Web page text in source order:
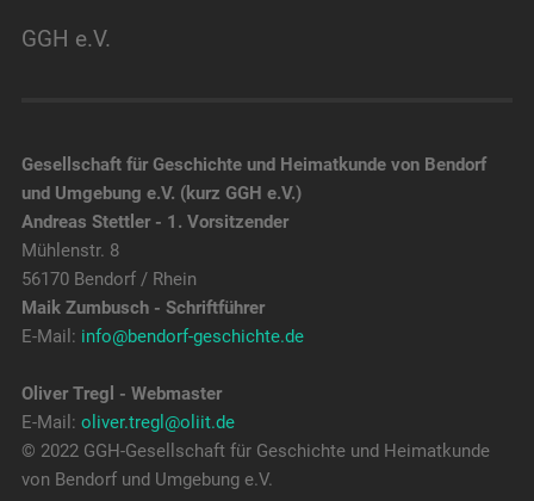
GGH e.V.
Gesellschaft für Geschichte und Heimatkunde von Bendorf
und Umgebung e.V. (kurz GGH e.V.)
Andreas Stettler - 1. Vorsitzender
Mühlenstr. 8
56170 Bendorf / Rhein
Maik Zumbusch - Schriftführer
E-Mail: info@bendorf-geschichte.de
Oliver Tregl - Webmaster
E-Mail: oliver.tregl@oliit.de
© 2022 GGH-Gesellschaft für Geschichte und Heimatkunde
von Bendorf und Umgebung e.V.